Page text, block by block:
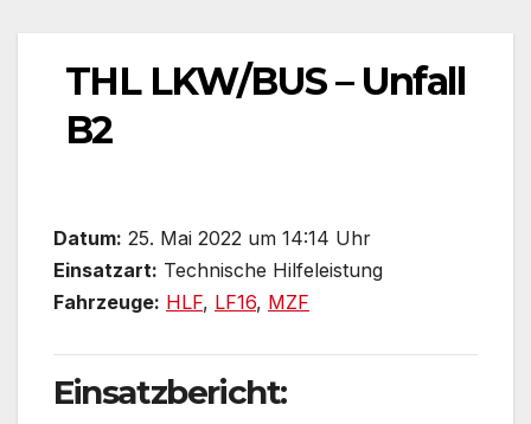
THL LKW/BUS – Unfall
B2
Datum: 25. Mai 2022 um 14:14 Uhr
Einsatzart: Technische Hilfeleistung
Fahrzeuge: HLF, LF16, MZF
Einsatzbericht: